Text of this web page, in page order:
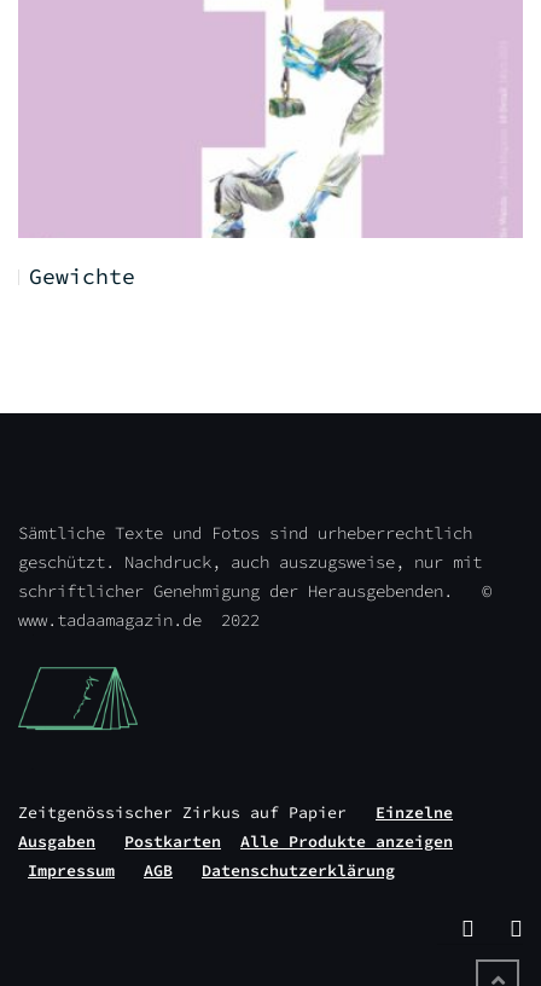
Gewichte
Sämtliche Texte und Fotos sind urheberrechtlich
geschützt. Nachdruck, auch auszugsweise, nur mit
schriftlicher Genehmigung der Herausgebenden. ©
www.tadaamagazin.de 2022
Zeitgenössischer Zirkus auf Papier
Einzelne
Ausgaben
Postkarten
Alle Produkte anzeigen
Impressum
AGB Datenschutzerklärung